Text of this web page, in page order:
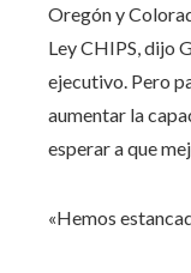
Oregón y
Ley CHIPS, dijo
ejecutivo. Pero
aumentar la
esperar a que
«Hemos